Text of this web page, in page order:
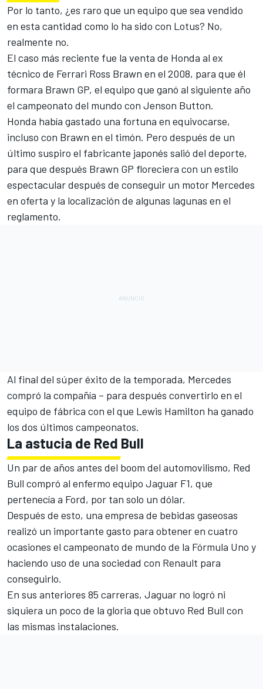
Por lo tanto, ¿es raro que un equipo que sea vendido
en esta cantidad como lo ha sido con Lotus? No,
realmente no.
El caso más reciente fue la venta de Honda al ex
técnico de Ferrari Ross Brawn en el 2008, para que él
formara Brawn GP, el equipo que ganó al siguiente año
el campeonato del mundo con Jenson Button.
Honda había gastado una fortuna en equivocarse,
incluso con Brawn en el timón. Pero después de un
último suspiro el fabricante japonés salió del deporte,
para que después Brawn GP floreciera con un estilo
espectacular después de conseguir un motor Mercedes
en oferta y la localización de algunas lagunas en el
reglamento.
Al final del súper éxito de la temporada, Mercedes
compró la compañía – para después convertirlo en el
equipo de fábrica con el que Lewis Hamilton ha ganado
los dos últimos campeonatos.
La astucia de Red Bull
Un par de años antes del boom del automovilismo, Red
Bull compró al enfermo equipo Jaguar F1, que
pertenecía a Ford, por tan solo un dólar.
Después de esto, una empresa de bebidas gaseosas
realizó un importante gasto para obtener en cuatro
ocasiones el campeonato de mundo de la Fórmula Uno y
haciendo uso de una sociedad con Renault para
conseguirlo.
En sus anteriores 85 carreras, Jaguar no logró ni
siquiera un poco de la gloria que obtuvo Red Bull con
las mismas instalaciones.